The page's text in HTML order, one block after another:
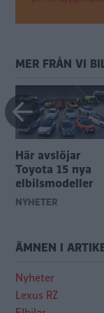
MER FRÅN VI
Här avslöjar
Toyota 15 nya
elbilsmodeller
NYHETER
ÄMNEN I
Nyheter
Lexus RZ